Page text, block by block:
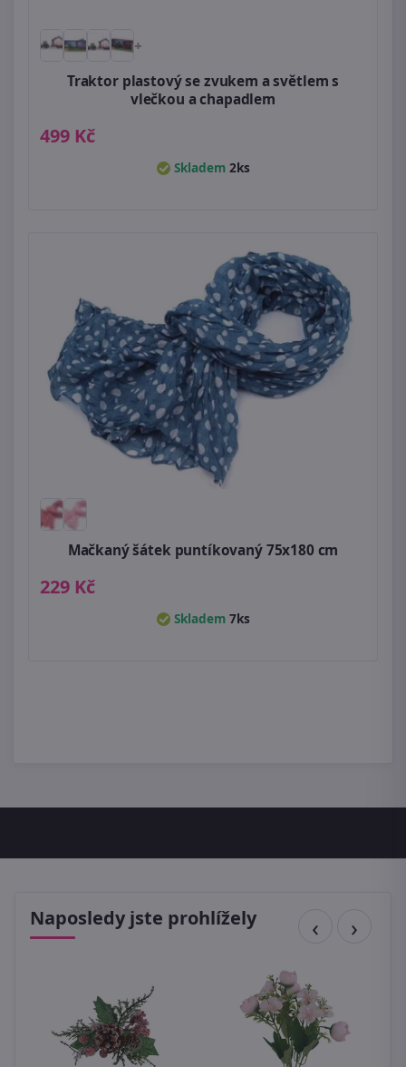
+
Traktor plastový se zvukem a světlem s
vlečkou a chapadlem
499 Kč
Skladem 2ks
Mačkaný šátek puntíkovaný 75x180 cm
229 Kč
Skladem 7ks
Naposledy jste prohlížely